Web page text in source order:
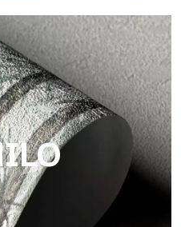
con una textura suave
a la superficie.